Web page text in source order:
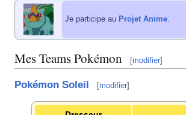
Je participe au Projet Anime.
Mes Teams Pokémon [modifier]
Pokémon Soleil [modifier]